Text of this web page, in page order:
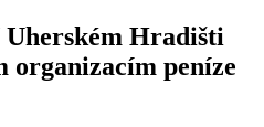
Hradišti
organizacím peníze